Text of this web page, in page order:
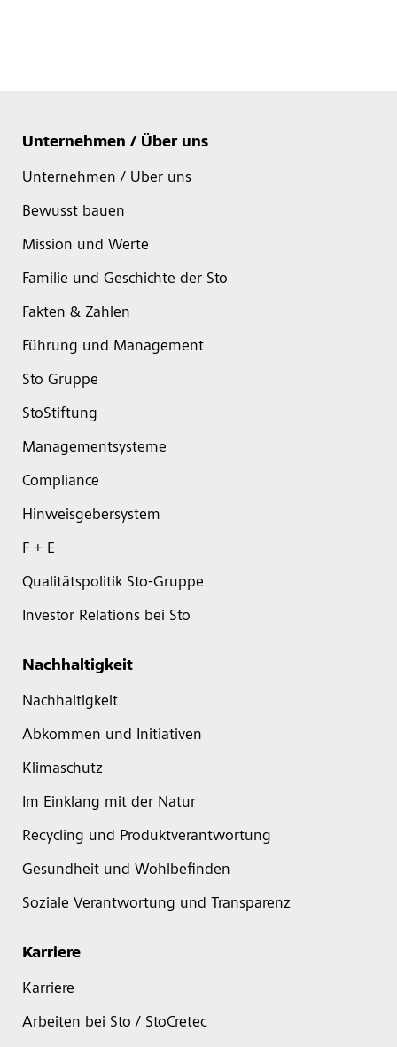
Unternehmen / Über uns
Unternehmen / Über uns
Bewusst bauen
Mission und Werte
Familie und Geschichte der Sto
Fakten & Zahlen
Führung und Management
Sto Gruppe
StoStiftung
Managementsysteme
Compliance
Hinweisgebersystem
F + E
Qualitätspolitik Sto-Gruppe
Investor Relations bei Sto
Nachhaltigkeit
Nachhaltigkeit
Abkommen und Initiativen
Klimaschutz
Im Einklang mit der Natur
Recycling und Produktverantwortung
Gesundheit und Wohlbefinden
Soziale Verantwortung und Transparenz
Karriere
Karriere
Arbeiten bei Sto / StoCretec